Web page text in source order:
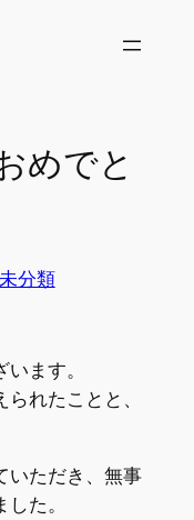
めでと
未分類
ます。
れたことと、
いただき、無事
た。